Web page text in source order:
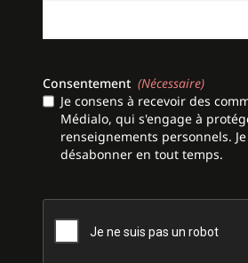
Consentement (Nécessaire)
Je consens à recevoir des
Médialo, qui s'engage à
renseignements personnels.
désabonner en tout temps.
CAPTCHA